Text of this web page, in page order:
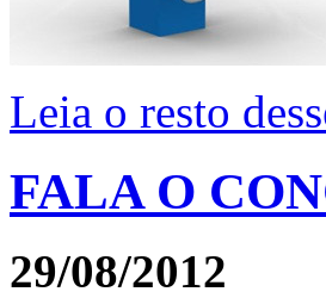
Leia o resto
FALA O
29/08/2012